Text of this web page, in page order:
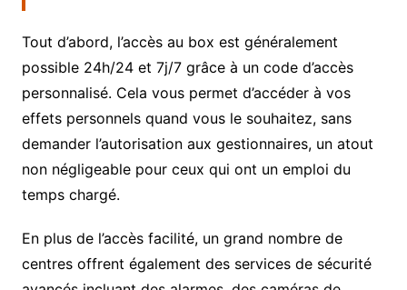
Tout d’abord, l’accès au box est généralement
possible 24h/24 et 7j/7 grâce à un code d’accès
personnalisé. Cela vous permet d’accéder à vos
effets personnels quand vous le souhaitez, sans
demander l’autorisation aux gestionnaires, un atout
non négligeable pour ceux qui ont un emploi du
temps chargé.
En plus de l’accès facilité, un grand nombre de
centres offrent également des services de sécurité